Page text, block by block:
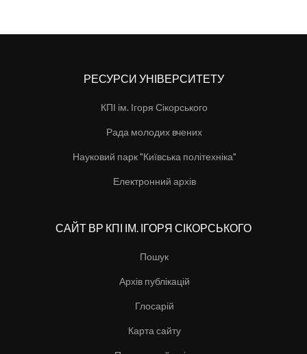
РЕСУРСИ УНІВЕРСИТЕТУ
КПІ ім. Ігоря Сікорського
Рада молодих вчених
Науковий парк "Київська політехніка"
Електронний архів
САЙТ ВР КПІ ІМ. ІГОРЯ СІКОРСЬКОГО
Пошук
Архів публікацій
Глосарій
Карта сайту